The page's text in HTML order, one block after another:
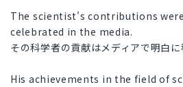
The scientist's contributions
celebrated in the media.
その科学者の貢献はメディアで明白に
His achievements in the field of